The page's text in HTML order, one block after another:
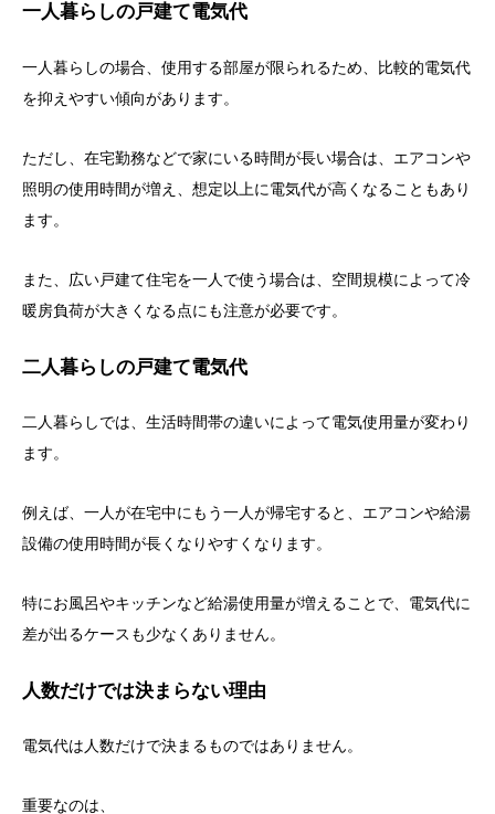
一人暮らしの戸建て電気代
一人暮らしの場合、使用する部屋が限られるため、比較的電気代
を抑えやすい傾向があります。
ただし、在宅勤務などで家にいる時間が長い場合は、エアコンや
照明の使用時間が増え、想定以上に電気代が高くなることもあり
ます。
また、広い戸建て住宅を一人で使う場合は、空間規模によって冷
暖房負荷が大きくなる点にも注意が必要です。
二人暮らしの戸建て電気代
二人暮らしでは、生活時間帯の違いによって電気使用量が変わり
ます。
例えば、一人が在宅中にもう一人が帰宅すると、エアコンや給湯
設備の使用時間が長くなりやすくなります。
特にお風呂やキッチンなど給湯使用量が増えることで、電気代に
差が出るケースも少なくありません。
人数だけでは決まらない理由
電気代は人数だけで決まるものではありません。
重要なのは、